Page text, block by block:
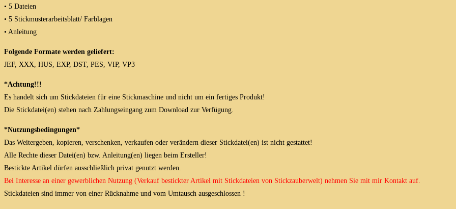
• 5 Dateien
• 5 Stickmusterarbeitsblatt/ Farblagen
• Anleitung
Folgende Formate werden geliefert:
JEF, XXX, HUS, EXP, DST, PES, VIP, VP3
*Achtung!!!
Es handelt sich um Stickdateien für eine Stickmaschine und nicht um ein fertiges Produkt!
Die Stickdatei(en) stehen nach Zahlungseingang zum Download zur Verfügung.
*Nutzungsbedingungen*
Das Weitergeben, kopieren, verschenken, verkaufen oder verändern dieser Stickdatei(en) ist nicht gestattet!
Alle Rechte dieser Datei(en) bzw. Anleitung(en) liegen beim Ersteller!
Bestickte Artikel dürfen ausschließlich privat genutzt werden.
Bei Interesse an einer gewerblichen Nutzung (Verkauf bestickter Artikel mit Stickdateien von Stickzauberwelt) nehmen Sie mit mir Kontakt auf.
Stickdateien sind immer von einer Rücknahme und vom Umtausch ausgeschlossen !